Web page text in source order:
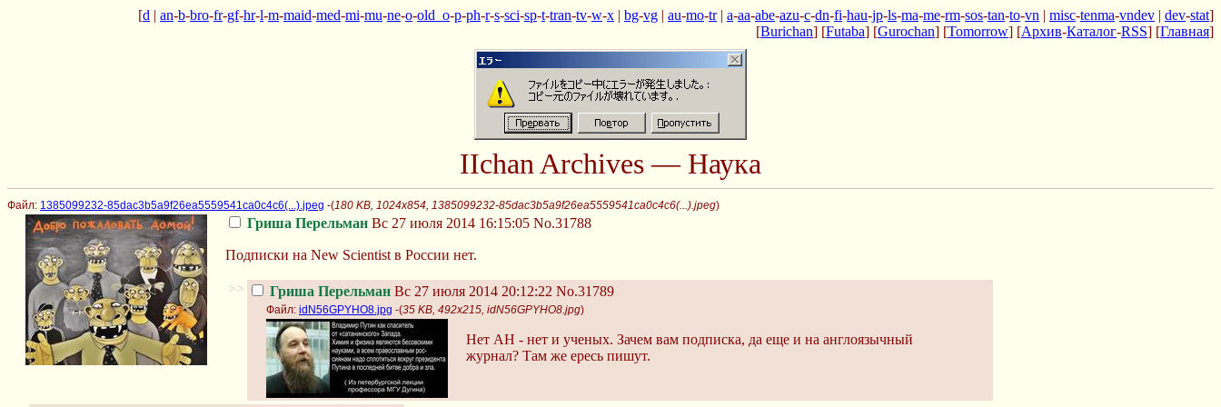
[d | an-b-bro-fr-gf-hr-l-m-maid-med-mi-mu-ne-o-old_o-p-ph-r-s-sci-sp-t-tran-tv-w-x | bg-vg | au-mo-tr| a-aa-abe-azu-c-dn-fi-hau-jp-ls-ma-me-rm-sos-tan-to-vn | misc-tenma-vndev | dev-stat]
[Burichan] [Futaba] [Gurochan] [Tomorrow] [Архив-Каталог-RSS] [Главная]
IIchan Archives — Наука
Файл: 1385099232-85dac3b5a9f26ea5559541ca0c4c6(...).jpeg -(180 KB, 1024x854, 1385099232-85dac3b5a9f26ea5559541ca0c4c6(...).jpeg)
Гриша Перельман Вс 27 июля 2014 16:15:05 No.31788
Подписки на New Scientist в России нет.
>> Гриша Перельман Вс 27 июля 2014 20:12:22 No.31789
Файл: idN56GPYHO8.jpg -(35 KB, 492x215, idN56GPYHO8.jpg)
Нет АН - нет и ученых. Зачем вам подписка, да еще и на англоязычный
журнал? Там же ересь пишут.